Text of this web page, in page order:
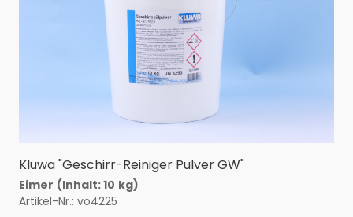
Kluwa "Geschirr-Reiniger Pulver GW"
Eimer (Inhalt: 10 kg)
Artikel-Nr.: vo4225